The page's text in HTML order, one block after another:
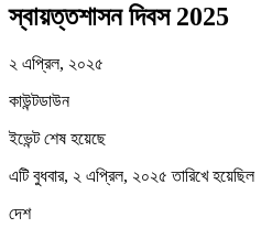
স্বায়ত্তশাসন দিবস 2025
২ এপ্রিল, ২০২৫
কাউন্টডাউন
ইভেন্ট শেষ হয়েছে
এটি বুধবার, ২ এপ্রিল, ২০২৫ তারিখে হয়েছিল
দেশ